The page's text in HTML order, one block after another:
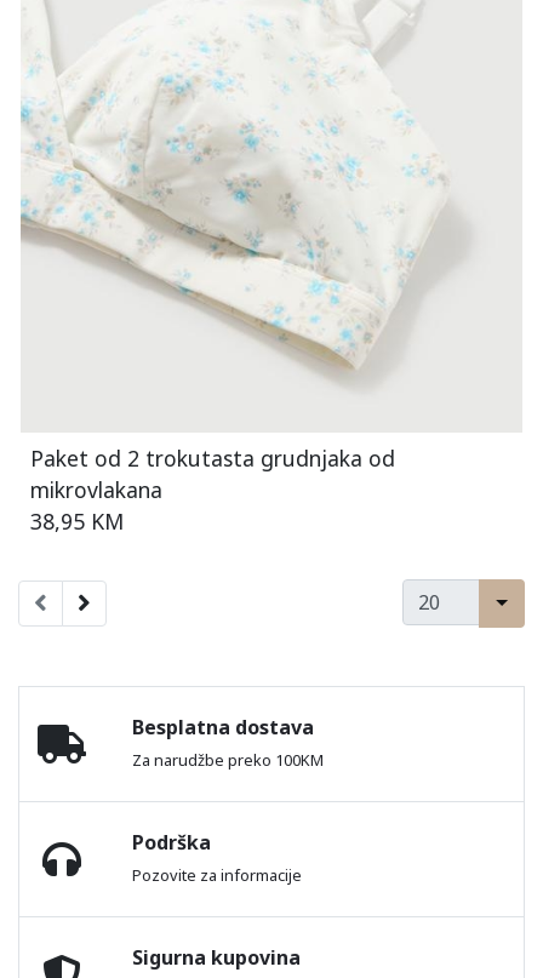
Paket od 2 trokutasta grudnjaka od
mikrovlakana
38,95 KM
Besplatna dostava
Za narudžbe preko 100KM
Podrška
Pozovite za informacije
Sigurna kupovina